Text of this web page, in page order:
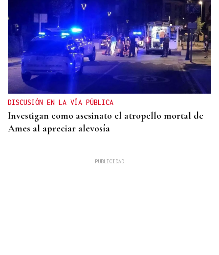
DISCUSIÓN EN LA VÍA PÚBLICA
Investigan como asesinato el atropello mortal de
Ames al apreciar alevosía